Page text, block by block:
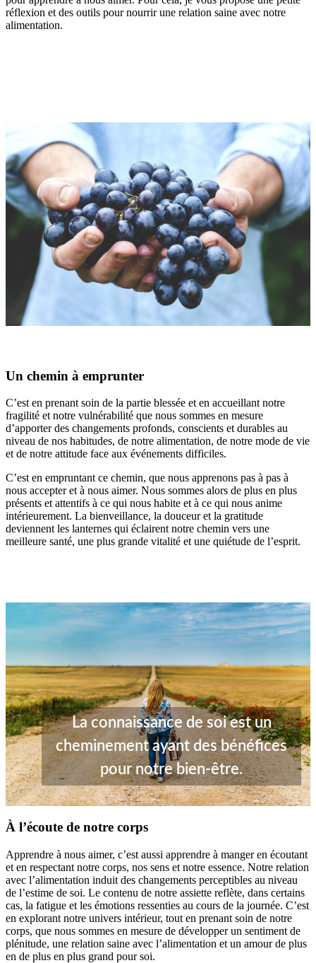
réflexion et des outils pour nourrir une relation saine avec notre
alimentation.
Un chemin à emprunter
C’est en prenant soin de la partie blessée et en accueillant notre
fragilité et notre vulnérabilité que nous sommes en mesure
d’apporter des changements profonds, conscients et durables au
niveau de nos habitudes, de notre alimentation, de notre mode de vie
et de notre attitude face aux événements difficiles.
C’est en empruntant ce chemin, que nous apprenons pas à pas à
nous accepter et à nous aimer. Nous sommes alors de plus en plus
présents et attentifs à ce qui nous habite et à ce qui nous anime
intérieurement. La bienveillance, la douceur et la gratitude
deviennent les lanternes qui éclairent notre chemin vers une
meilleure santé, une plus grande vitalité et une quiétude de l’esprit.
La connaissance de soi est un
cheminement ayant des bénéfices
pour notre bien-être.
À l’écoute de notre corps
Apprendre à nous aimer, c’est aussi apprendre à manger en écoutant
et en respectant notre corps, nos sens et notre essence. Notre relation
avec l’alimentation induit des changements perceptibles au niveau
de l’estime de soi. Le contenu de notre assiette reflète, dans certains
cas, la fatigue et les émotions ressenties au cours de la journée. C’est
en explorant notre univers intérieur, tout en prenant soin de notre
corps, que nous sommes en mesure de développer un sentiment de
plénitude, une relation saine avec l’alimentation et un amour de plus
en de plus en plus grand pour soi.